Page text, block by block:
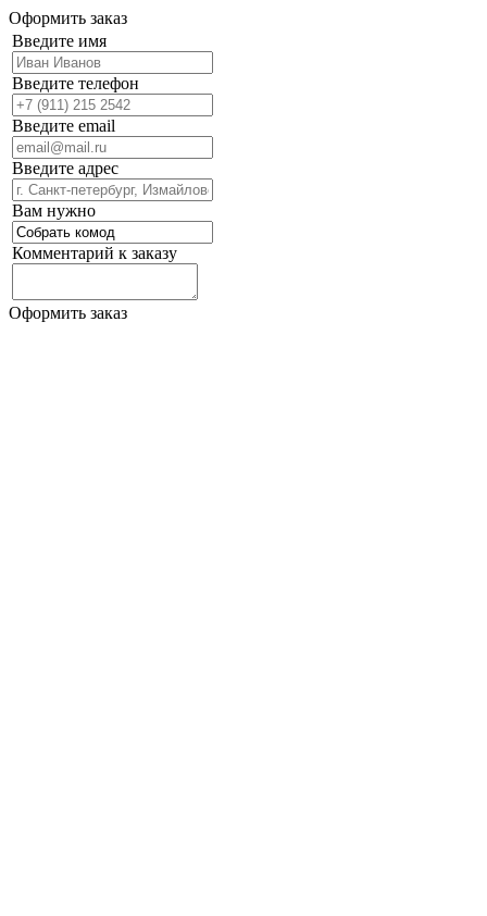
Оформить заказ
Введите имя
Введите телефон
Введите email
Введите адрес
Вам нужно
Комментарий к заказу
Оформить заказ